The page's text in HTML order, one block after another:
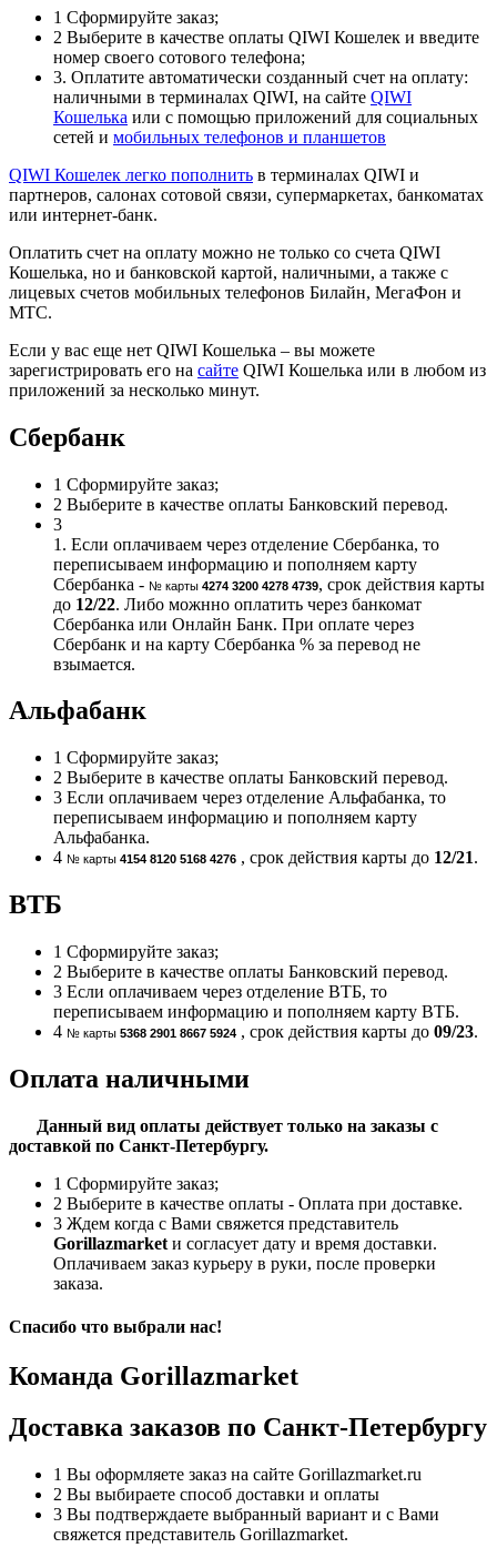
1 Сформируйте заказ;
2 Выберите в качестве оплаты QIWI Кошелек и введите
номер своего сотового телефона;
3. Оплатите автоматически созданный счет на оплату:
наличными в терминалах QIWI, на сайте QIWI
Кошелька или с помощью приложений для социальных
сетей и мобильных телефонов и планшетов
QIWI Кошелек легко пополнить в терминалах QIWI и
партнеров, салонах сотовой связи, супермаркетах, банкоматах
или интернет-банк.
Оплатить счет на оплату можно не только со счета QIWI
Кошелька, но и банковской картой, наличными, а также с
лицевых счетов мобильных телефонов Билайн, МегаФон и
МТС.
Если у вас еще нет QIWI Кошелька – вы можете
зарегистрировать его на сайте QIWI Кошелька или в любом из
приложений за несколько минут.
Сбербанк
1 Сформируйте заказ;
2 Выберите в качестве оплаты Банковский перевод.
3
1. Если оплачиваем через отделение Сбербанка, то
переписываем информацию и пополняем карту
Сбербанка - № карты 4274 3200 4278 4739, срок действия карты
до 12/22. Либо можнно оплатить через банкомат
Сбербанка или Онлайн Банк. При оплате через
Сбербанк и на карту Сбербанка % за перевод не
взымается.
Альфабанк
1 Сформируйте заказ;
2 Выберите в качестве оплаты Банковский перевод.
3 Если оплачиваем через отделение Альфабанка, то
переписываем информацию и пополняем карту
Альфабанка.
4 № карты 4154 8120 5168 4276 , срок действия карты до 12/21.
ВТБ
1 Сформируйте заказ;
2 Выберите в качестве оплаты Банковский перевод.
3 Если оплачиваем через отделение ВТБ, то
переписываем информацию и пополняем карту ВТБ.
4 № карты 5368 2901 8667 5924 , срок действия карты до 09/23.
Оплата наличными
Данный вид оплаты действует только на заказы с
доставкой по Санкт-Петербургу.
1 Сформируйте заказ;
2 Выберите в качестве оплаты - Оплата при доставке.
3 Ждем когда с Вами свяжется представитель
Gorillazmarket и согласует дату и время доставки.
Оплачиваем заказ курьеру в руки, после проверки
заказа.
Спасибо что выбрали нас!
Команда Gorillazmarket
Доставка заказов по Санкт-Петербургу
1 Вы оформляете заказ на сайте Gorillazmarket.ru
2 Вы выбираете способ доставки и оплаты
3 Вы подтверждаете выбранный вариант и с Вами
свяжется представитель Gorillazmarket.